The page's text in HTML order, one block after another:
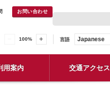
お問い合わせ
100% 言語 Japanese
用案内 交通アクセス